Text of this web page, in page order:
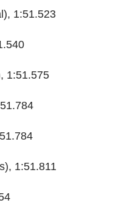
1:51.523
1:51.575
1:51.811